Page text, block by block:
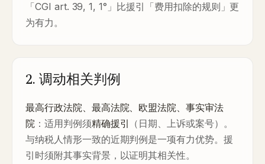
「CGI art. 39, 1, 1°」比援引「费用扣除的规则」更
为有力。
2. 调动相关判例
最高行政法院、最高法院、欧盟法院、事实审法
院：适用判例须精确援引 （日期、上诉或案号）。
与纳税人情形一致的近期判例是一项有力优势。援
引时须附其事实背景，以证明其相关性。